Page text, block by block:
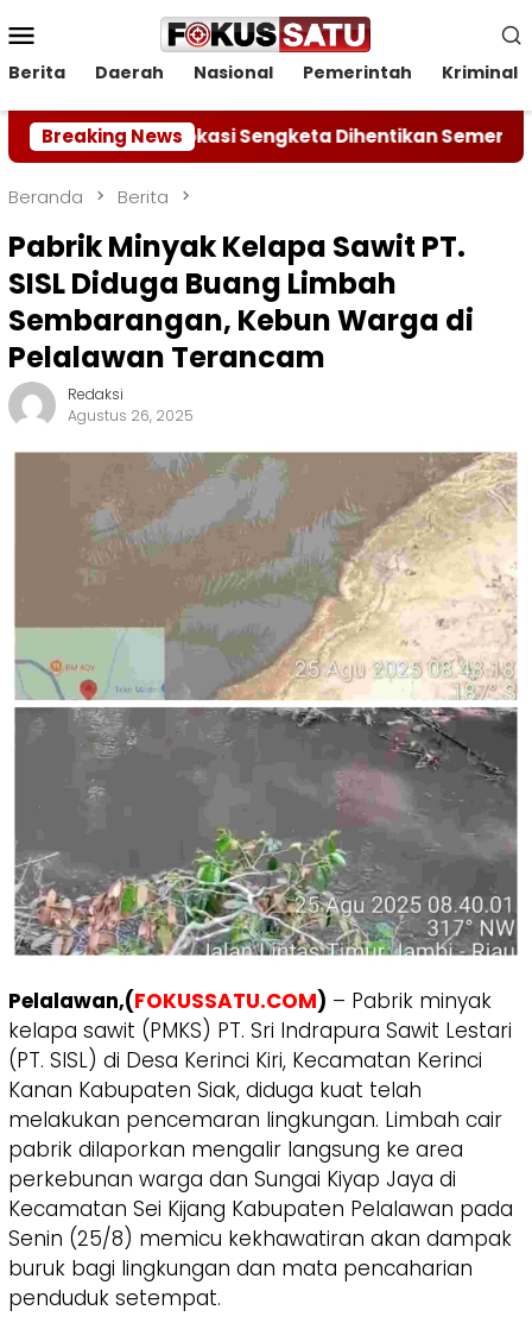
ke
kontenMobile
Berita Daerah Nasional Pemerintah Kriminal
Breaking News
Sengketa Dihentikan Sementara Kodam
Beranda Berita
Pabrik Minyak Kelapa Sawit PT.
SISL Diduga Buang Limbah
Sembarangan, Kebun Warga di
Pelalawan Terancam
Redaksi
Agustus 26, 2025
Pelalawan,(FOKUSSATU.COM) – Pabrik minyak
kelapa sawit (PMKS) PT. Sri Indrapura Sawit Lestari
(PT. SISL) di Desa Kerinci Kiri, Kecamatan Kerinci
Kanan Kabupaten Siak, diduga kuat telah
melakukan pencemaran lingkungan. Limbah cair
pabrik dilaporkan mengalir langsung ke area
perkebunan warga dan Sungai Kiyap Jaya di
Kecamatan Sei Kijang Kabupaten Pelalawan pada
Senin (25/8) memicu kekhawatiran akan dampak
buruk bagi lingkungan dan mata pencaharian
penduduk setempat.